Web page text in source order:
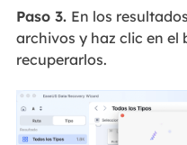
Paso 3. En los
archivos y haz clic en el
recuperarlos.